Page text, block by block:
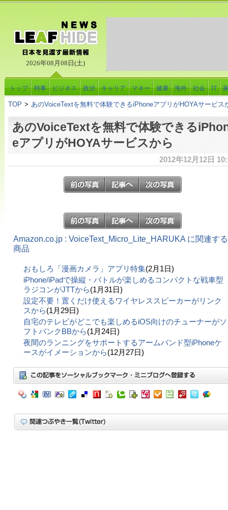
2026年08月08日(土)
トップ 時事 ビジネス 政治 キャリア マネー 健康 海外 社会 IT
TOP > あのVoiceTextを無料で体験できるiPhoneアプリがHOYAサービス
あのVoiceTextを無料で体験できる
eアプリがHOYAサービスから
2012年12月12日
Amazon.co.jp : VoiceText_Micro_Lite_HARUKA に関連する
商品
おもしろ「漫画カメラ」アプリ特集(2月1日)
iPhone/iPadで操縦・バトルが楽しめるコンパクトな戦車型
ラジコンがJTTから(1月31日)
設定不要！置くだけ使えるワイヤレススピーカーがリンク
スから(1月29日)
自宅のテレビがどこでも楽しめるiOS向けのチューナーがソ
フトバンクBBから(1月24日)
夜間のランニングをサポートするアームバンド型iPhoneケ
ースがイメーションから(12月27日)